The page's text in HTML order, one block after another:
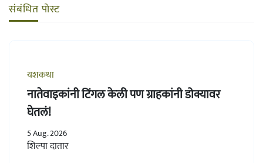
संबंधित पोस्ट
यशकथा
नातेवाइकांनी टिंगल केली पण ग्राहकांनी डोक्यावर
घेतलं!
5 Aug. 2026
शिल्पा दातार